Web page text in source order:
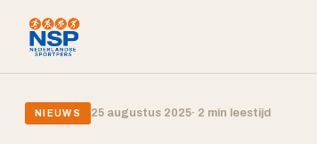
NIEUWS 25 augustus 2025· 2 min leestijd